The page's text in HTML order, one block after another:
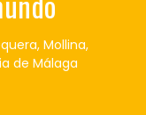
Mollina,
de Málaga